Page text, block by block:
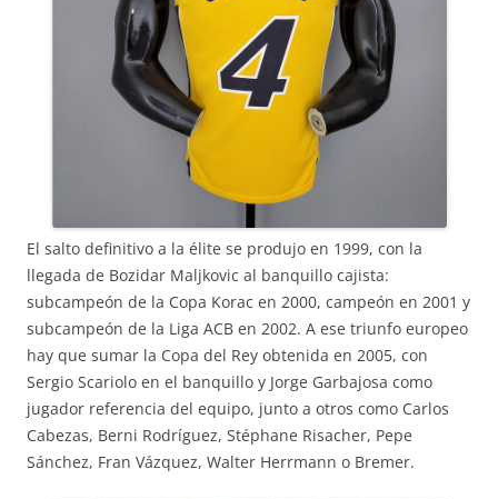
El salto definitivo a la élite se produjo en 1999, con la
llegada de Bozidar Maljkovic al banquillo cajista:
subcampeón de la Copa Korac en 2000, campeón en 2001 y
subcampeón de la Liga ACB en 2002. A ese triunfo europeo
hay que sumar la Copa del Rey obtenida en 2005, con
Sergio Scariolo en el banquillo y Jorge Garbajosa como
jugador referencia del equipo, junto a otros como Carlos
Cabezas, Berni Rodríguez, Stéphane Risacher, Pepe
Sánchez, Fran Vázquez, Walter Herrmann o Bremer.